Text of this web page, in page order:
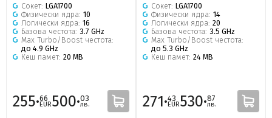
Сокет: LGA1700
Физически ядра: 10
Логически ядра: 16
Базова честота: 3.7 GHz
Max Turbo/Boost честота:
до 4.9 GHz
Кеш памет: 20 MB
255·66
EUR500·03
лв.
Сокет: LGA1700
Физически ядра: 14
Логически ядра: 20
Базова честота: 3.5 GHz
Max Turbo/Boost честота:
до 5.3 GHz
Кеш памет: 24 MB
271·43
EUR530·87
лв.